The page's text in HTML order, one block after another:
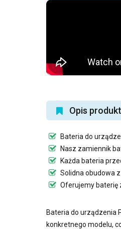
Opis
Bateria do
Nasz zamiennik
Każda bateria
Solidna obudowa
Oferujemy baterię
Bateria do urządzenia
konkretnego modelu,